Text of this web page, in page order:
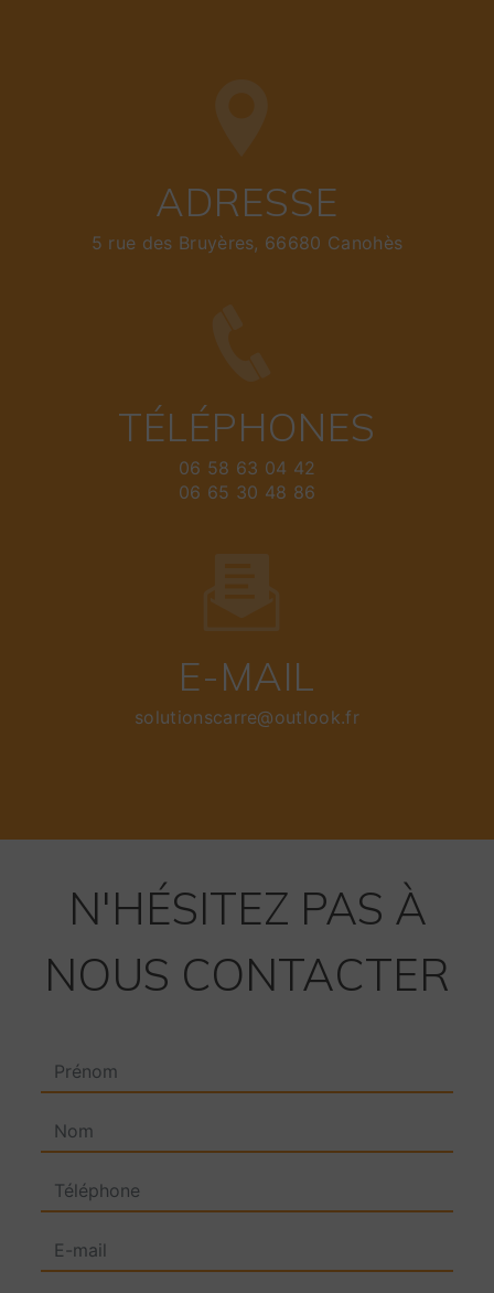
ADRESSE
5 rue des Bruyères, 66680 Canohès
TÉLÉPHONES
06 58 63 04 42
06 65 30 48 86
E-MAIL
solutionscarre@outlook.fr
N'HÉSITEZ PAS À
NOUS CONTACTER